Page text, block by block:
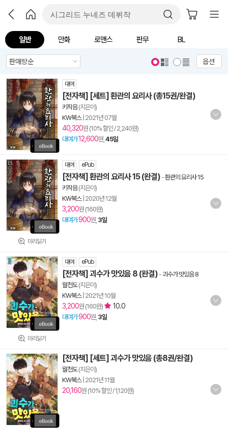
일반 만화 로맨스 판무 BL
옵션
대여
[전자책] [세트] 환관의 요리사 (총15권/완결)
키작음(지은이)
KW북스| 2021년 07월
40,320원 (10% 할인 / 2,240원)
대여가12,600원, 45일
미리읽기
대여 ePub
[전자책] 환관의 요리사 15 (완결) -환관의 요리사 15
키작음(지은이)
KW북스| 2020년 12월
3,200원 (160원)
대여가900원, 3일
미리읽기
대여 ePub
[전자책] 괴수가 맛있음 8 (완결) -괴수가 맛있음 8
월천도(지은이)
KW북스| 2021년 10월
3,200원 (160원) 10.0
대여가900원, 3일
[전자책] [세트] 괴수가 맛있음 (총8권/완결)
월천도(지은이)
KW북스| 2021년 11월
20,160원 (10% 할인 / 1,120원)